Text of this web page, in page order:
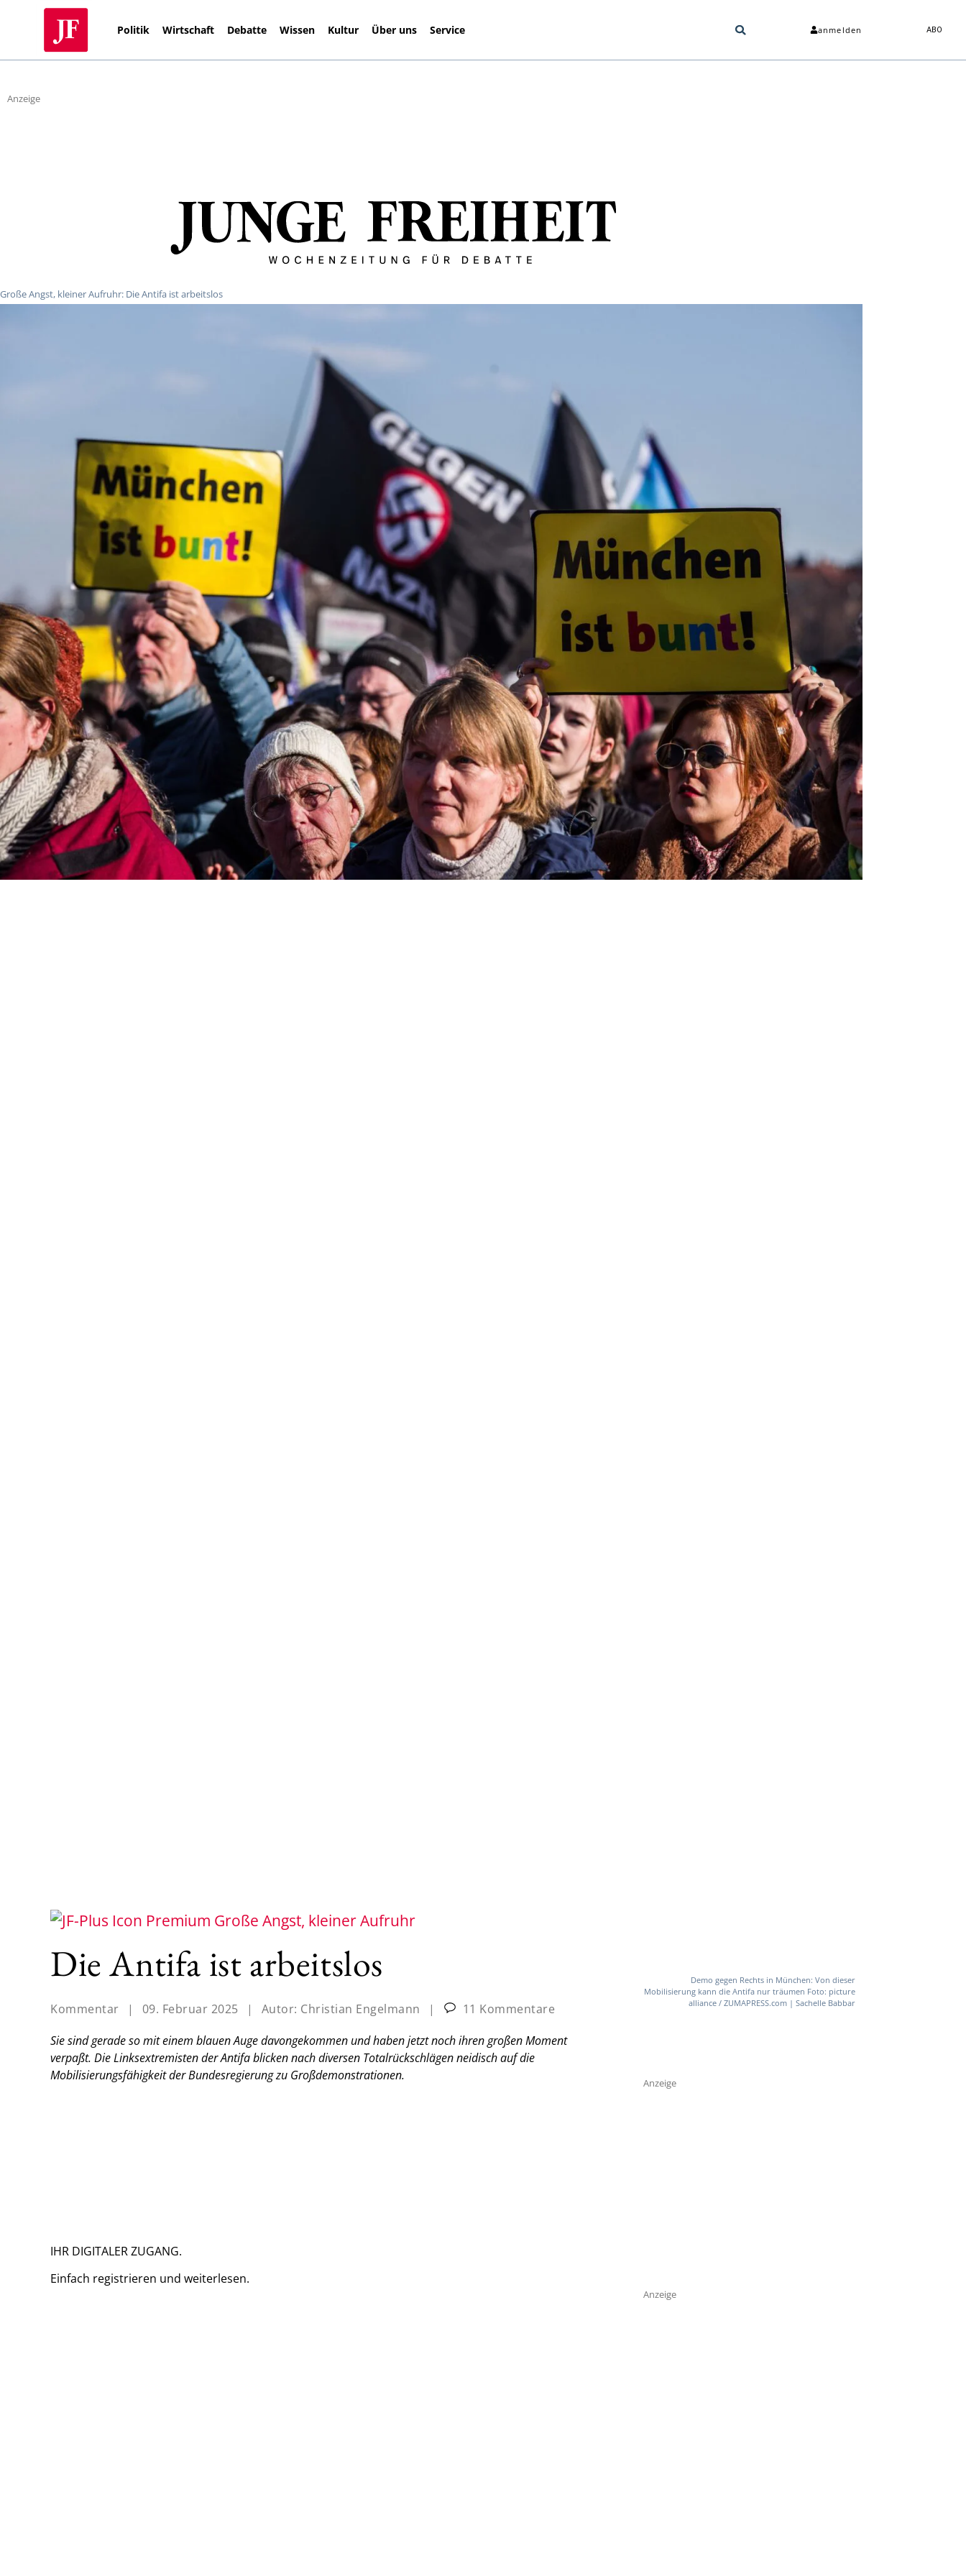
Politik Wirtschaft Debatte Wissen Kultur Über uns Service anmelden ABO
Anzeige
Große Angst, kleiner Aufruhr: Die Antifa ist arbeitslos
Große Angst, kleiner Aufruhr
Die Antifa ist arbeitslos
Kommentar | 09. Februar 2025 | Autor: Christian Engelmann |
11 Kommentare
Sie sind gerade so mit einem blauen Auge davongekommen und haben jetzt noch ihren großen Moment
verpaßt. Die Linksextremisten der Antifa blicken nach diversen Totalrückschlägen neidisch auf die
Mobilisierungsfähigkeit der Bundesregierung zu Großdemonstrationen.
IHR DIGITALER ZUGANG.
Einfach registrieren und weiterlesen.
Demo gegen Rechts in München: Von dieser
Mobilisierung kann die Antifa nur träumen Foto: picture
alliance / ZUMAPRESS.com | Sachelle Babbar
Anzeige
Anzeige